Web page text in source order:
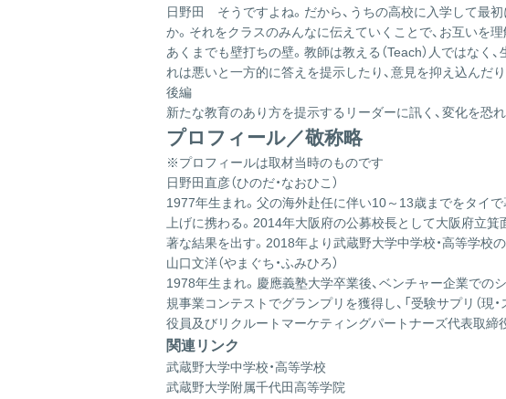
日野田 そうですよね。だから、うちの高校に入学して最
か。それをクラスのみんなに伝えていくことで、お互いを
あくまでも壁打ちの壁。教師は教える（Teach）人ではなく
れは悪いと一方的に答えを提示したり、意見を抑え込んだ
後編
新たな教育のあり方を提示するリーダーに訊く、変化を恐
プロフィール／敬称略
※プロフィールは取材当時のものです
日野田直彦（ひのだ・なおひこ）
1977年生まれ。父の海外赴任に伴い10～13歳までをタイ
上げに携わる。2014年大阪府の公募校長として大阪府立箕
著な結果を出す。2018年より武蔵野大学中学校・高等学校
山口文洋（やまぐち・ふみひろ）
1978年生まれ。慶應義塾大学卒業後、ベンチャー企業での
規事業コンテストでグランプリを獲得し、「受験サプリ（現
役員及びリクルートマーケティングパートナーズ代表取締
関連リンク
武蔵野大学中学校・高等学校
武蔵野大学附属千代田高等学院